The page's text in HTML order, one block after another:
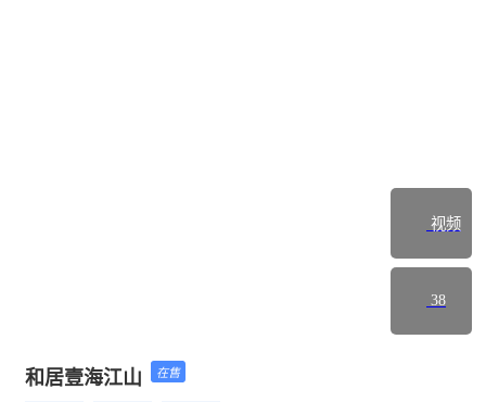
视频
38
楼盘首页
和居壹海江山 在售